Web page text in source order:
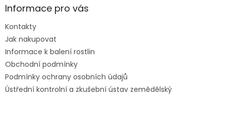
aInformace pro vás
Kontakty
Jak nakupovat
Informace k balení rostlin
Obchodní podmínky
Podmínky ochrany osobních údajů
Ústřední kontrolní a zkušební ústav zemědělský